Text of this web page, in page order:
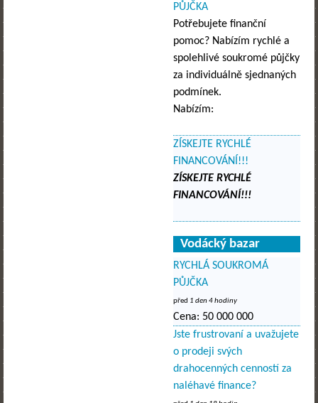
PŮJČKA
Potřebujete finanční
pomoc? Nabízím rychlé a
spolehlivé soukromé půjčky
za individuálně sjednaných
podmínek.
Nabízím:
ZÍSKEJTE RYCHLÉ
FINANCOVÁNÍ!!!
ZÍSKEJTE RYCHLÉ
FINANCOVÁNÍ!!!
Vodácký bazar
RYCHLÁ SOUKROMÁ
PŮJČKA
před 1 den 4 hodiny
Cena: 50 000 000
Jste frustrovaní a uvažujete
o prodeji svých
drahocenných cenností za
naléhavé finance?